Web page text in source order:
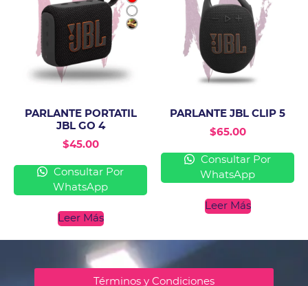
PARLANTE PORTATIL
JBL GO 4
$45.00
Consultar Por
WhatsApp
Leer Más
PARLANTE JBL CLIP 5
$65.00
Consultar Por
WhatsApp
Leer Más
Términos y Condiciones